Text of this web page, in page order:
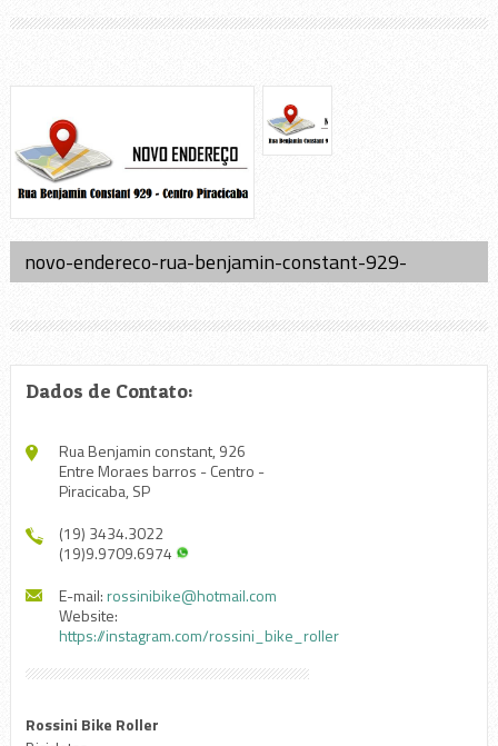
novo-endereco-rua-benjamin-constant-929-
Dados de Contato:
Rua Benjamin constant, 926
Entre Moraes barros - Centro -
Piracicaba, SP
(19) 3434.3022
(19)9.9709.6974
E-mail:rossinibike@hotmail.com
Website:
https://instagram.com/rossini_bike_roller
Rossini Bike Roller